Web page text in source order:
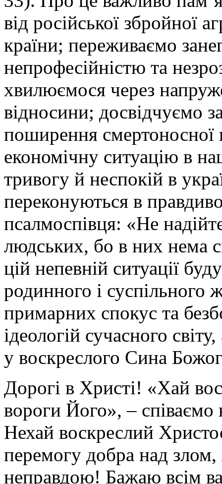
від російської збройної
країни; переживаємо
непрофесійністю та
хвилюємося через
відносини; досвідчуємо
поширення смертоносної
економічну ситуацію в
тривогу й неспокій в
переконуються в
псалмоспівця: «Не
людських, бо в них нема
цій непевній ситуації
родинного і суспільного
примарних спокус та
ідеологій сучасного
у воскреслого Сина
Дорогі в Христі! «Хай
вороги Його», – співаємо
Нехай воскреслий
перемогу добра над
неправдою! Бажаю всім